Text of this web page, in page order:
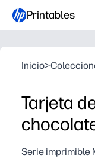
Printables
Inicio>
Tarjeta
Serie imprimible